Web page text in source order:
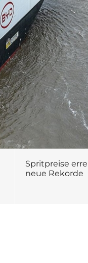
Spritpreise
neue Rekorde